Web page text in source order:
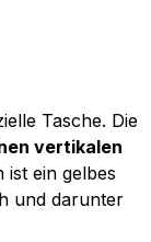
Tasche. Die
vertikalen
ist ein gelbes
und darunter